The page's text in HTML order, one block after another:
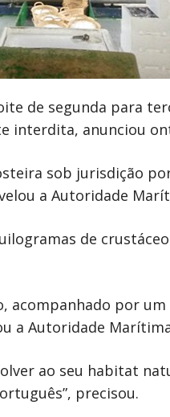
de segunda para
interdita, anunciou
sob jurisdição
a Autoridade
de
por
a Autoridade
ao seu habitat
precisou.